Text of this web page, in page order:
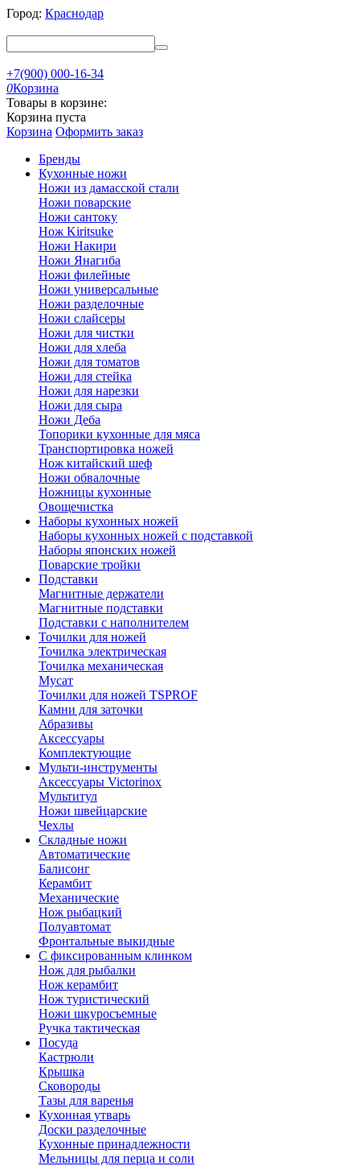
Город: Краснодар
+7(900) 000-16-34
0Корзина
Товары в корзине:
Корзина пуста
Корзина Оформить заказ
Бренды
Кухонные ножи
Ножи из дамасской стали
Ножи поварские
Ножи сантоку
Нож Kiritsuke
Ножи Накири
Ножи Янагиба
Ножи филейные
Ножи универсальные
Ножи разделочные
Ножи слайсеры
Ножи для чистки
Ножи для хлеба
Ножи для томатов
Ножи для стейка
Ножи для нарезки
Ножи для сыра
Ножи Деба
Топорики кухонные для мяса
Транспортировка ножей
Нож китайский шеф
Ножи обвалочные
Ножницы кухонные
Овощечистка
Наборы кухонных ножей
Наборы кухонных ножей с подставкой
Наборы японских ножей
Поварские тройки
Подставки
Магнитные держатели
Магнитные подставки
Подставки с наполнителем
Точилки для ножей
Точилка электрическая
Точилка механическая
Мусат
Точилки для ножей TSPROF
Камни для заточки
Абразивы
Аксессуары
Комплектующие
Мульти-инструменты
Аксессуары Victorinox
Мультитул
Ножи швейцарские
Чехлы
Складные ножи
Автоматические
Балисонг
Керамбит
Механические
Нож рыбацкий
Полуавтомат
Фронтальные выкидные
С фиксированным клинком
Нож для рыбалки
Нож керамбит
Нож туристический
Ножи шкуросъемные
Ручка тактическая
Посуда
Кастрюли
Крышка
Сковороды
Тазы для варенья
Кухонная утварь
Доски разделочные
Кухонные принадлежности
Мельницы для перца и соли